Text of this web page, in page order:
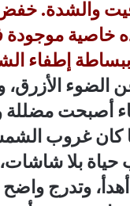
والشدة.
خاصية موجودة
ببساطة إطفاء
الضوء الأزرق،
أصبحت مضللة
كان غروب
بلا
وتدرج